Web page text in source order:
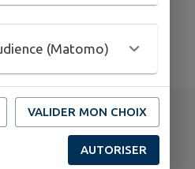
Sondages
MON
(Matomo)
VALIDER MON CHOIX
AUTORISER